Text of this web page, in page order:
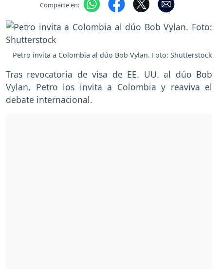
Comparte en:
Petro invita a Colombia al dúo Bob Vylan. Foto: Shutterstock
Tras revocatoria de visa de EE. UU. al dúo Bob
Vylan, Petro los invita a Colombia y reaviva el
debate internacional.